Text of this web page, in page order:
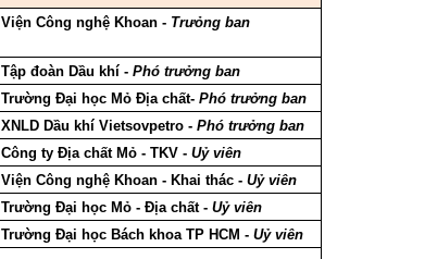
Viện Công nghệ Khoan - Trưỏng ban
Tập đoàn Dầu khí -Phó trưởng ban
Trường Đại học Mỏ Địa chất-Phó trưởng ban
XNLD Dầu khí Vietsovpetro -Phó trưởng ban
Công ty Địa chất Mỏ - TKV -Uỷ viên
Viện Công nghệ Khoan - Khai thác -Uỷ viên
Trường Đại học Mỏ - Địa chất -Uỷ viên
Trường Đại học Bách khoa TP HCM -Uỷ viên